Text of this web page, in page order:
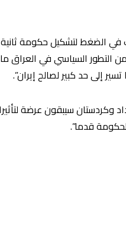
في الضغط لتشكيل حكومة
إلى حد كبير لصالح إيران”.
وكردستان سيبقون عرضة
قدما”.